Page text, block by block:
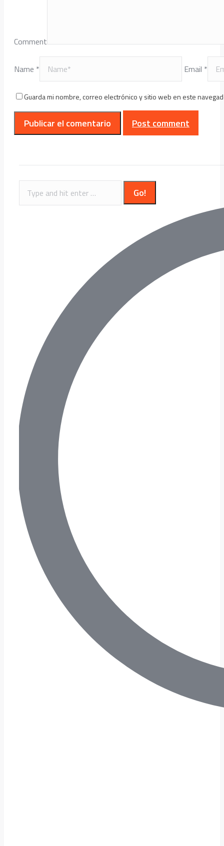
Comment
Name * Email *
Guarda mi nombre, correo electrónico y sitio web en este
Post comment